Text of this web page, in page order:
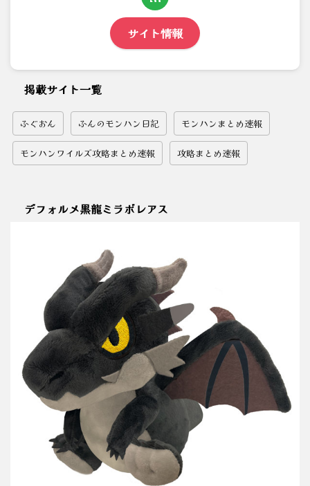
サイト情報
掲載サイト一覧
ふぐおん ふんのモンハン日記 モンハンまとめ速報
モンハンワイルズ攻略まとめ速報 攻略まとめ速報
デフォルメ黒龍ミラボレアス